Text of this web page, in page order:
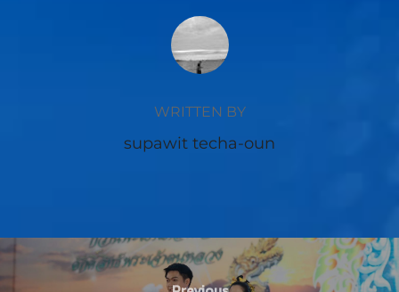
POST AUTHOR
WRITTEN BY
supawit techa-oun